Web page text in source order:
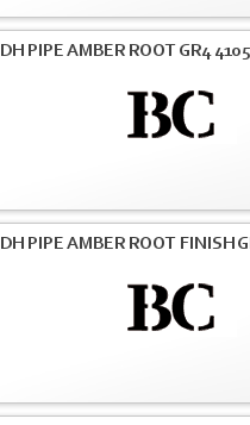
DH PIPE AMBER ROOT GR4 4105
DH PIPE AMBER ROOT FINISH